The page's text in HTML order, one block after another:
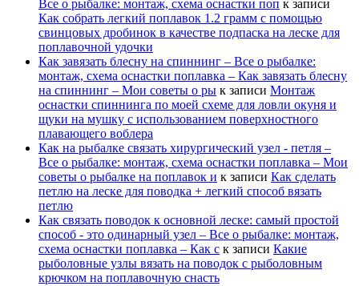
Все о рыбалке: монтаж, схема оснастки поп к записи
Как собрать легкий поплавок 1.2 грамм с помощью
свинцовых дробинок в качестве подпаска на леске для
поплавочной удочки
Как завязать блесну на спиннинг – Все о рыбалке:
монтаж, схема оснастки поплавка – Как завязать блесну
на спиннинг – Мои советы о ры к записи Монтаж
оснастки спиннинга по моей схеме для ловли окуня и
щуки на мушку с использованием поверхностного
плавающего воблера
Как на рыбалке связать хирургический узел - петля –
Все о рыбалке: монтаж, схема оснастки поплавка – Мои
советы о рыбалке на поплавок и к записи Как сделать
петлю на леске для поводка + легкий способ вязать
петлю
Как связать поводок к основной леске: самый простой
способ - это одинарный узел – Все о рыбалке: монтаж,
схема оснастки поплавка – Как с к записи Какие
рыболовные узлы вязать на поводок с рыболовным
крючком на поплавочную снасть